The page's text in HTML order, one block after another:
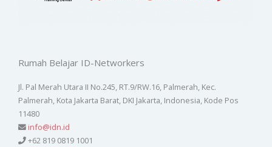
Rumah Belajar ID-Networkers
Jl. Pal Merah Utara II No.245, RT.9/RW.16, Palmerah, Kec.
Palmerah, Kota Jakarta Barat, DKI Jakarta, Indonesia, Kode Pos
11480
info@idn.id
+62 819 0819 1001